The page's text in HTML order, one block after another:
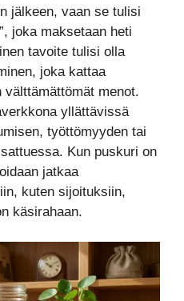
jälkeen, vaan se tulisi
joka maksetaan heti
tavoite tulisi olla
joka kattaa
välttämättömät menot.
yllättävissä
työttömyyden tai
Kun puskuri on
jatkaa
kuten sijoituksiin,
käsirahaan.